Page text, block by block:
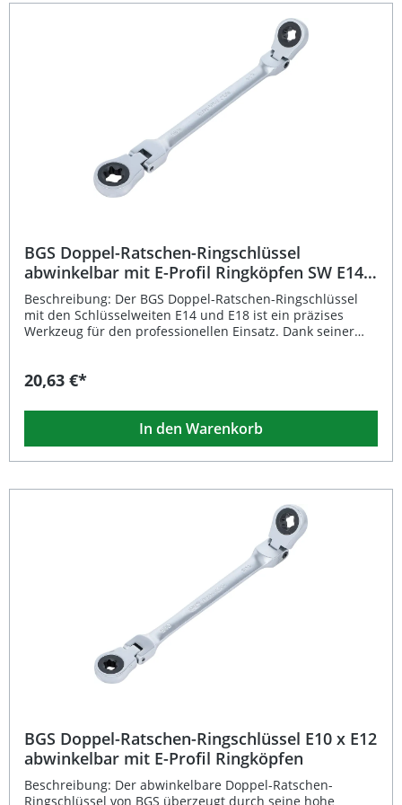
Widerstandsfähigkeit. Abwinkelbare E-Profil-Ringköpfe für
Geeignet für beengte Montagebereiche Lieferumfang: 1x
BGS Doppel-Ratschen-Ringschlüssel E20 x E24,
BGS Doppel-Ratschen-Ringschlüssel
abwinkelbar mit E-Profil Ringköpfen SW E14 x
E18
Beschreibung: Der BGS Doppel-Ratschen-Ringschlüssel
mit den Schlüsselweiten E14 und E18 ist ein präzises
Werkzeug für den professionellen Einsatz. Dank seiner
Bedingungen. Die feinverzahnte Ratschenmechanik mit 72
Bewegungen auch bei begrenztem Arbeitsraum.
Hergestellt aus hochwertigem Chrom-Vanadium-Stahl
bietet der Schlüssel eine hohe Festigkeit, lange
Lebensdauer und Korrosionsbeständigkeit. Die matte,
und verhindert störende Lichtreflexionen beim Arbeiten.
Robuste Ausführung aus hochwertigem Chrom-Vanadium-
E14 x E18, abwinkelbar, verchromt
20,63 €*
In den Warenkorb
BGS Doppel-Ratschen-Ringschlüssel E10 x E12
abwinkelbar mit E-Profil Ringköpfen
Beschreibung: Der abwinkelbare Doppel-Ratschen-
Ringschlüssel von BGS überzeugt durch seine hohe